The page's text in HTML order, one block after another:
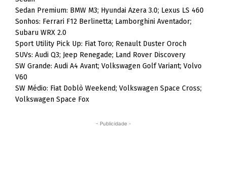
Sedan Premium: BMW M3; Hyundai Azera 3.0; Lexus LS 460
Sonhos: Ferrari F12 Berlinetta; Lamborghini Aventador;
Subaru WRX 2.0
Sport Utility Pick Up: Fiat Toro; Renault Duster Oroch
SUVs: Audi Q3; Jeep Renegade; Land Rover Discovery
SW Grande: Audi A4 Avant; Volkswagen Golf Variant; Volvo
V60
SW Médio: Fiat Doblò Weekend; Volkswagen Space Cross;
Volkswagen Space Fox
- Publicidade -